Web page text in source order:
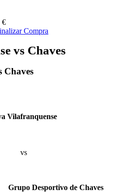
€
Compra
vs Chaves
Chaves
Vilafranquense
vs
Grupo Desportivo de Chaves